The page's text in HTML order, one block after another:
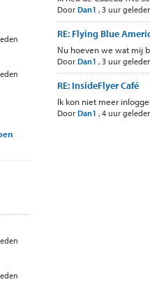
Door Dan1 , 3 uur
RE: Flying Blue
Nu hoeven we wat mij
Door Dan1 , 3 uur
RE: InsideFlyer Café
Ik kon niet meer
Door Dan1 , 4 uur